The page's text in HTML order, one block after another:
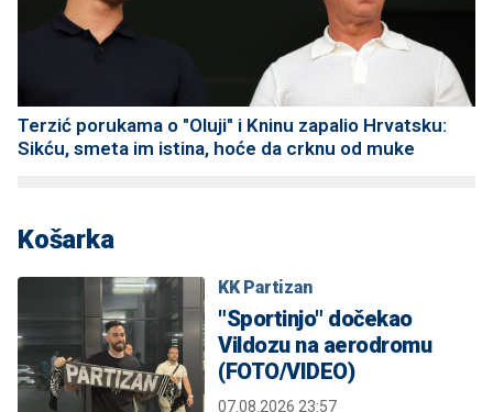
Terzić porukama o "Oluji" i Kninu zapalio Hrvatsku:
Sikću, smeta im istina, hoće da crknu od muke
Košarka
KK Partizan
"Sportinjo" dočekao
Vildozu na aerodromu
(FOTO/VIDEO)
07.08.2026 23:57